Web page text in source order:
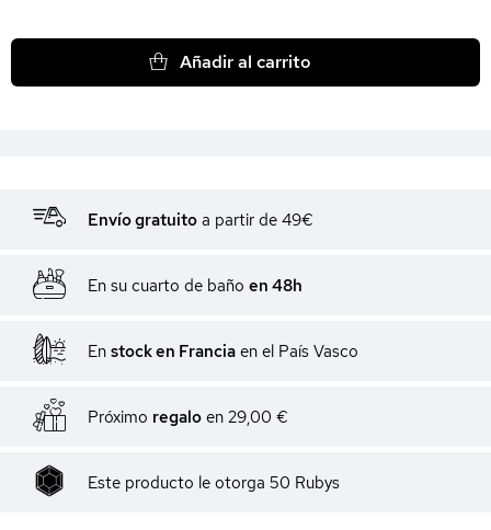
Añadir al carrito
Envío gratuito a partir de 49€
En su cuarto de baño en 48h
En stock en Francia en el País Vasco
Próximo regalo en 29,00 €
Este producto le otorga 50 Rubys